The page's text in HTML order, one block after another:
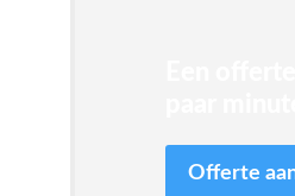
Offerte